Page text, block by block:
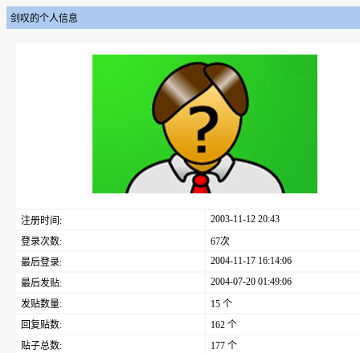
剑叹的个人信息
注册时间:
2003-11-12 20:43
登录次数:
67次
最后登录:
2004-11-17 16:14:06
最后发贴:
2004-07-20 01:49:06
发贴数量:
15 个
回复贴数:
162 个
贴子总数:
177 个